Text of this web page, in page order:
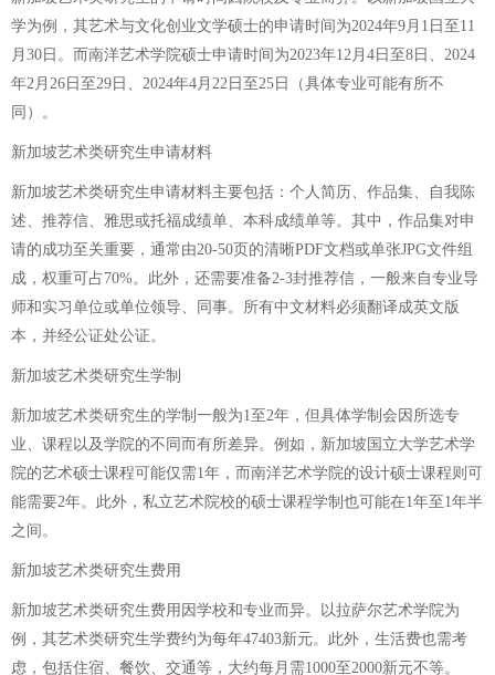
学为例，其艺术与文化创业文学硕士的申请时间为2024年9月1日至11
月30日。而南洋艺术学院硕士申请时间为2023年12月4日至8日、2024
年2月26日至29日、2024年4月22日至25日（具体专业可能有所不
同）。
新加坡艺术类研究生申请材料
新加坡艺术类研究生申请材料主要包括：个人简历、作品集、自我陈
述、推荐信、雅思或托福成绩单、本科成绩单等。其中，作品集对申
请的成功至关重要，通常由20-50页的清晰PDF文档或单张JPG文件组
成，权重可占70%。此外，还需要准备2-3封推荐信，一般来自专业导
师和实习单位或单位领导、同事。所有中文材料必须翻译成英文版
本，并经公证处公证。
新加坡艺术类研究生学制
新加坡艺术类研究生的学制一般为1至2年，但具体学制会因所选专
业、课程以及学院的不同而有所差异。例如，新加坡国立大学艺术学
院的艺术硕士课程可能仅需1年，而南洋艺术学院的设计硕士课程则可
能需要2年。此外，私立艺术院校的硕士课程学制也可能在1年至1年半
之间。
新加坡艺术类研究生费用
新加坡艺术类研究生费用因学校和专业而异。以拉萨尔艺术学院为
例，其艺术类研究生学费约为每年47403新元。此外，生活费也需考
虑，包括住宿、餐饮、交通等，大约每月需1000至2000新元不等。